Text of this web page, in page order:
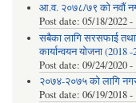
आ.व. २०७८/७९ को नवौं
Post date: 05/18/2022 -
सबैका लागि सरसफाई तथा
कार्यान्वयन योजना (2018
Post date: 09/24/2020 -
२०७४-२०७५ को लागि
Post date: 06/19/2018 -